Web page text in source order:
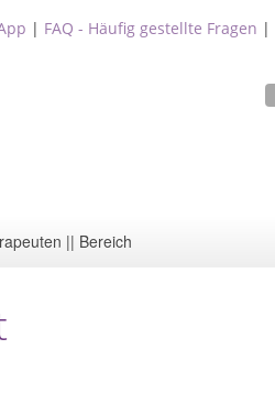
| FAQ - Häufig gestellte Fragen |
|| Bereich